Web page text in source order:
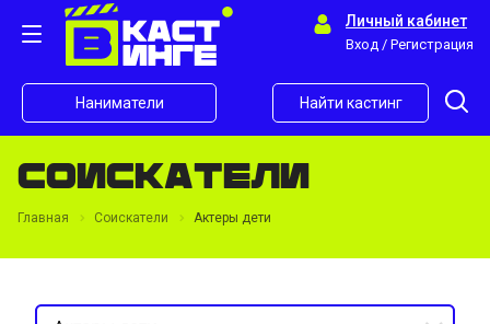
Личный кабинет
Вход / Регистрация
Наниматели Найти кастинг
Соискатели
Главная Соискатели Актеры дети